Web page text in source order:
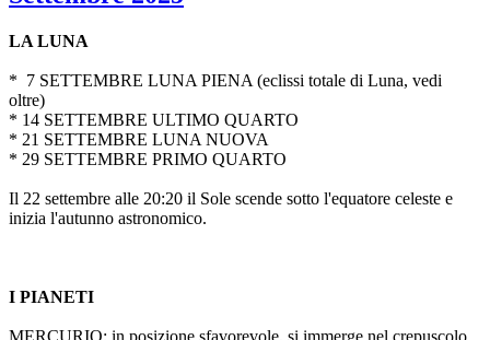
LA LUNA
* 7 SETTEMBRE LUNA PIENA (eclissi totale di Luna, vedi
oltre)
* 14 SETTEMBRE ULTIMO QUARTO
* 21 SETTEMBRE LUNA NUOVA
* 29 SETTEMBRE PRIMO QUARTO
Il 22 settembre alle 20:20 il Sole scende sotto l'equatore celeste e
inizia l'autunno astronomico.
I PIANETI
MERCURIO: in posizione sfavorevole, si immerge nel crepuscolo